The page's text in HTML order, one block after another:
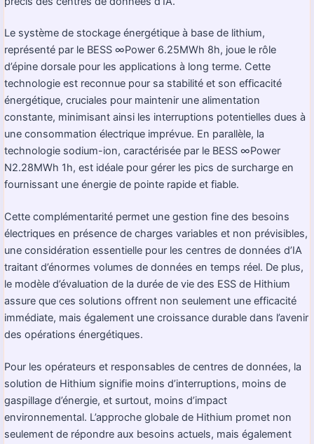
Le système de stockage énergétique à base de lithium,
représenté par le BESS ∞Power 6.25MWh 8h, joue le rôle
d’épine dorsale pour les applications à long terme. Cette
technologie est reconnue pour sa stabilité et son efficacité
énergétique, cruciales pour maintenir une alimentation
constante, minimisant ainsi les interruptions potentielles dues à
une consommation électrique imprévue. En parallèle, la
technologie sodium-ion, caractérisée par le BESS ∞Power
N2.28MWh 1h, est idéale pour gérer les pics de surcharge en
fournissant une énergie de pointe rapide et fiable.
Cette complémentarité permet une gestion fine des besoins
électriques en présence de charges variables et non prévisibles,
une considération essentielle pour les centres de données d’IA
traitant d’énormes volumes de données en temps réel. De plus,
le modèle d’évaluation de la durée de vie des ESS de Hithium
assure que ces solutions offrent non seulement une efficacité
immédiate, mais également une croissance durable dans l’avenir
des opérations énergétiques.
Pour les opérateurs et responsables de centres de données, la
solution de Hithium signifie moins d’interruptions, moins de
gaspillage d’énergie, et surtout, moins d’impact
environnemental. L’approche globale de Hithium promet non
seulement de répondre aux besoins actuels, mais également